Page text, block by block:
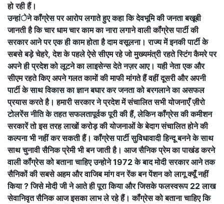
हो रही हैं।
उन्हांेने कॉंग्रेस पर आरोप लगाते हुए कहा कि देवभूमि की जनता बखूबी
जानती है कि चार धाम चार काम का नारा लगाने वाली कॉंग्रेस पार्टी की
सरकार आने पर एक ही काम होता है दाम वसूलना। राज्य में इनकी पार्टी के
सबसे बड़े चेहरे, देश के पहले ऐसे सीएम रहे जो मुख्यमंत्री रहते स्टिंग कैमरे पर
अपने ही प्रदेश को लूटने का लाइसेन्स देते नज़र आए। यही नेता एक और
सीएम रहते किए अपने गलत कामों की माफी मांगते हैं वहीं दूसरी और अपनी
पार्टी के साथ विकास का ज्ञान बघार कर जनता को बरगलाने का असफल
प्रयास करते है। हमारी सरकार ने प्रदेश में संचालित सभी योजनाएँ ज़ीरो
टोलरेंस नीति के तहत सफलतापूर्वक पूरी की हैं, लेकिन कॉंग्रेस की कमीशन
सरकारें तो इस तरह लाखों करोड़ की योजनाओं के बेदाग संचालित होने की
कल्पना भी नहीं कर सकती हैं। कॉंग्रेस पार्टी सुविधावादी हिन्दू बनने के साथ
साथ चुनावी सैनिक प्रेमी भी बन जाती है। आज सैनिक प्रेम का पाखंड करने
वाली कॉंग्रेस को बताना चाहिए उन्होने 1972 के बाद मोदी सरकार आने तक
सैनिकों की सबसे अहम और वाजिब मांग वन रेंक बन पेंशन को लागू क्यूँ नहीं
किया ? जिसे मोदी जी ने आते ही पूरा किया और जिसके फलस्वरूप 22 लाख
सेवानिवृत सैनिक आज इसका लाभ ले रहे हैं। कॉंग्रेस को बताना चाहिए कि